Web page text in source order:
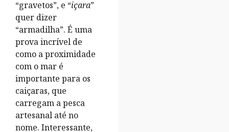
“gravetos”, e “içara”
quer dizer
“armadilha”. É uma
prova incrível de
como a proximidade
com o mar é
importante para os
caiçaras, que
carregam a pesca
artesanal até no
nome. Interessante,